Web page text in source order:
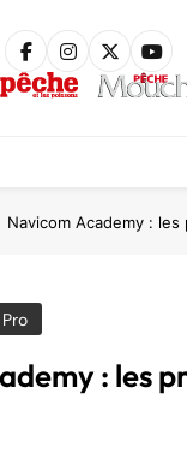
Navicom Academy :
: les